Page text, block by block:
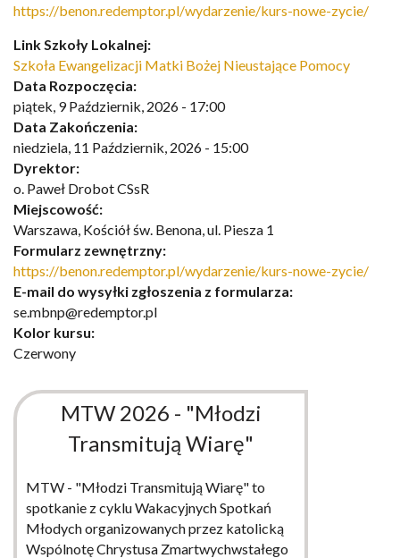
https://benon.redemptor.pl/wydarzenie/kurs-nowe-zycie/
Link Szkoły Lokalnej:
Szkoła Ewangelizacji Matki Bożej Nieustające Pomocy
Data Rozpoczęcia:
piątek, 9 Październik, 2026 - 17:00
Data Zakończenia:
niedziela, 11 Październik, 2026 - 15:00
Dyrektor:
o. Paweł Drobot CSsR
Miejscowość:
Warszawa, Kościół św. Benona, ul. Piesza 1
Formularz zewnętrzny:
https://benon.redemptor.pl/wydarzenie/kurs-nowe-zycie/
E-mail do wysyłki zgłoszenia z formularza:
se.mbnp@redemptor.pl
Kolor kursu:
Czerwony
MTW 2026 - "Młodzi
Transmitują Wiarę"
MTW - "Młodzi Transmitują Wiarę" to
spotkanie z cyklu Wakacyjnych Spotkań
Młodych organizowanych przez katolicką
Wspólnotę Chrystusa Zmartwychwstałego